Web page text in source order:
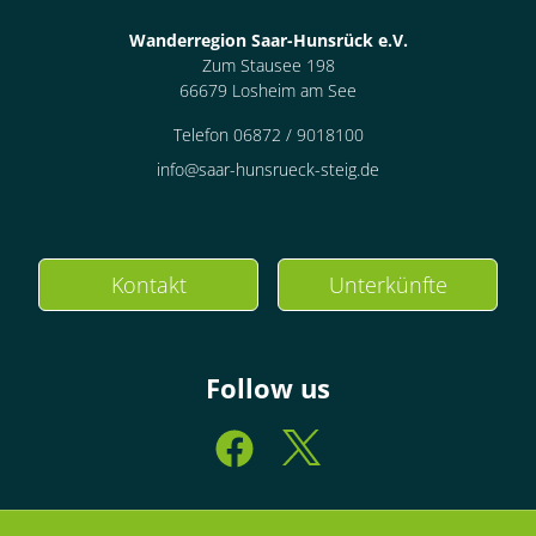
Wanderregion Saar-Hunsrück e.V.
Zum Stausee 198
66679 Losheim am See
Telefon 06872 / 9018100
info@saar-hunsrueck-steig.de
Kontakt Unterkünfte
Follow us